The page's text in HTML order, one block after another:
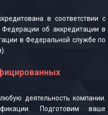
в соответствии с
Федерации об аккредитации в
в Федеральной службе по
деятельность компании.
Подготовим ваше